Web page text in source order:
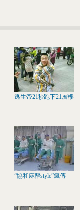
逃生帝21秒跑下21層樓
“協和麻醉style”瘋傳